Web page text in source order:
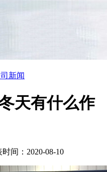
新闻
天有什么作
时间：2020-08-10